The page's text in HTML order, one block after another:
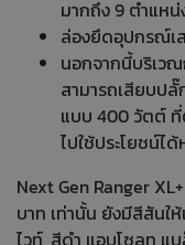
มากถึง 9 ตำแหน่
ล่องยึดอุปกรณ์เ
นอกจากนี้บริเว
สามารถเสียบป
แบบ 400 วัตต์ ที่
ไปใช้ประโยชน์ไ
Next Gen Ranger
บาท เท่านั้น ยังมีสีสันใ